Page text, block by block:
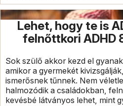
Lehet, hogy te is
felnőttkori ADHD
Sok szülő akkor kezd el
amikor a gyermekét
ismerősnek tűnnek. Nem
halmozódik a családokban,
kevésbé látványos lehet, mint